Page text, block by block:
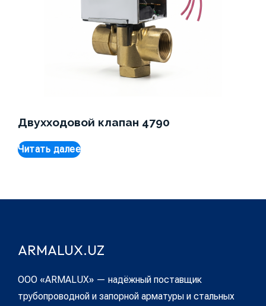
Двухходовой клапан 4790
Читать далее
ARMALUX.UZ
ООО «ARMALUX» — надёжный поставщик
трубопроводной и запорной арматуры и стальных